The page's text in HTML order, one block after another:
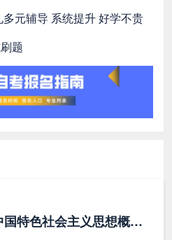
多元辅导 系统提升 好学不贵
题
15040 习近平新时代中国特色社会主义思想概论（最新版）